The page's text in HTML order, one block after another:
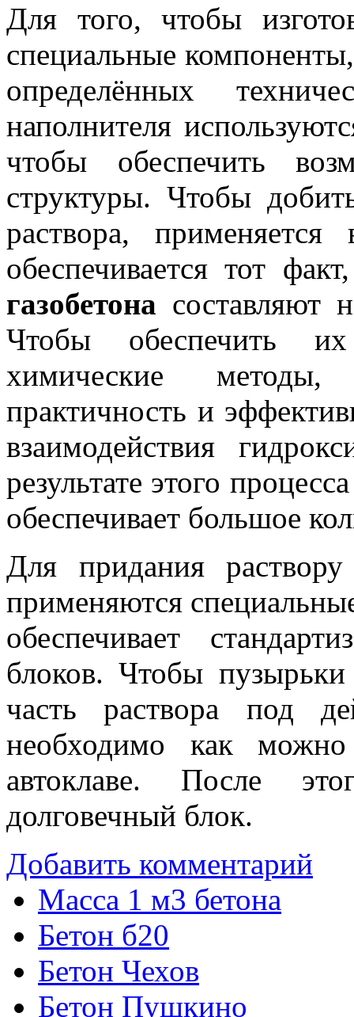
Для того, чтобы
специальные
определённых
наполнителя
чтобы обеспечить
структуры. Чтобы
раствора,
обеспечивается тот
газобетона составляют
Чтобы обеспечить их
химические
практичность и
взаимодействия
результате этого
обеспечивает большое
Для придания
применяются
обеспечивает
блоков. Чтобы
часть раствора под
необходимо как
автоклаве. После
долговечный блок.
Добавить комментарий
Масса 1 м3 бетона
Бетон б20
Бетон Чехов
Бетон Пушкино